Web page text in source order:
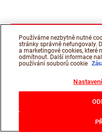
Používáme nezbytně nutné
stránky správně nefungovaly.
a marketingové cookies, které
odmítnout. Další informace
používání souborů cookie